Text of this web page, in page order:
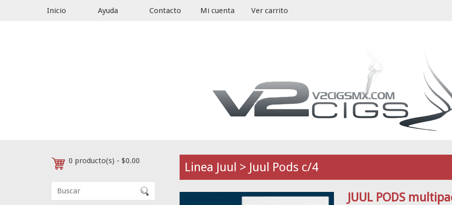
Inicio Ayuda Contacto Mi cuenta Ver carrito
0 producto(s) - $0.00 Linea Juul > Juul Pods c/4
JUUL PODS